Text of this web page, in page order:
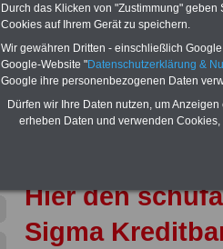
zum Tarifrecht für den
das mindestens einmal im
Komfort: Sie können aus
direkt zur weiterführenden
mehrere OnlineBücher bzw.
und Ländern,
Nebentätig-keitsrecht für
Hier den
Sigma
Durch das Klicken von "Zustimmung"
Cookies auf Ihrem Gerät zu speichern.
Wir gewähren Dritten - einschließlich
Google-Website "Datenschutzerklärung &
Google ihre personenbezogenen Daten
Dürfen wir Ihre Daten nutzen, um
erheben Daten und verwenden